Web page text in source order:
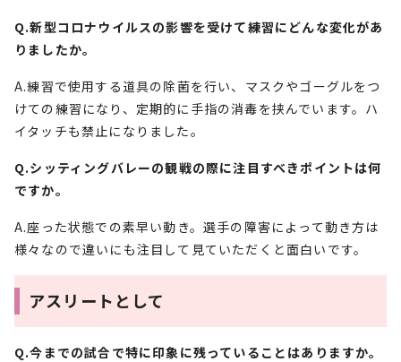
Q.新型コロナウイルスの影響を受けて練習にどんな変化があ
りましたか。
A.練習で使用する道具の除菌を行い、マスクやゴーグルをつ
けての練習になり、定期的に手指の消毒を挟んでいます。ハ
イタッチも禁止になりました。
Q.シッティングバレーの観戦の際に注目すべきポイントは何
ですか。
A.座った状態での素早い動き。選手の障害によって動き方は
様々なので違いにも注目して見ていただくと面白いです。
アスリートとして
Q.今までの試合で特に印象に残っていることはありますか。